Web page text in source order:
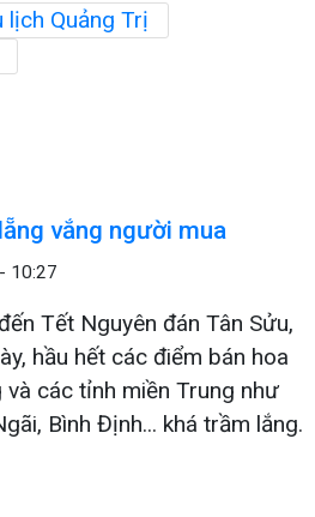
lịch Quảng Trị
vắng người mua
10:27
Tết Nguyên đán Tân Sửu,
hầu hết các điểm bán hoa
các tỉnh miền Trung như
Bình Định... khá trầm lắng.